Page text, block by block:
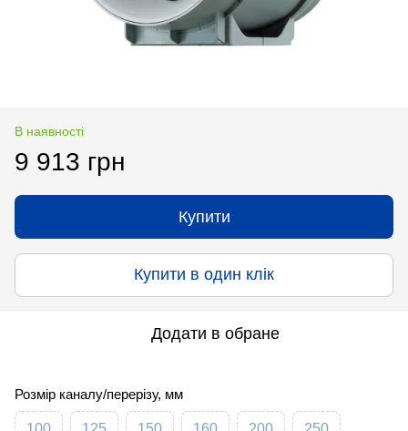
В наявності
9 913 грн
Купити
Купити в один клік
Додати в обране
Розмір каналу/перерізу, мм